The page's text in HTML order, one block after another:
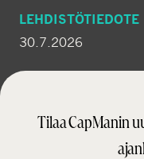
LEHDISTÖTIEDOTE
30.7.2026
Tilaa CapManin